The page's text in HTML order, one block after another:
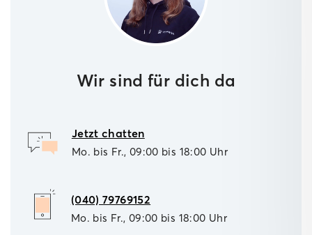
Wir sind für dich da
Jetzt chatten
Mo. bis Fr., 09:00 bis 18:00 Uhr
(040) 79769152
Mo. bis Fr., 09:00 bis 18:00 Uhr